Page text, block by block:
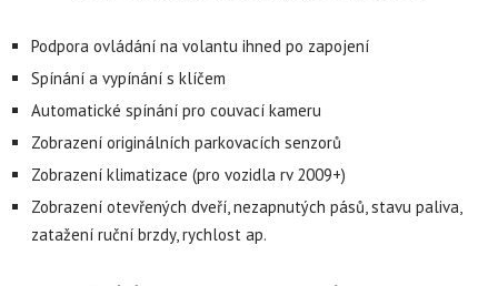
Podpora ovládání na volantu ihned po zapojení
Spínání a vypínání s klíčem
Automatické spínání pro couvací kameru
Zobrazení originálních parkovacích senzorů
Zobrazení klimatizace (pro vozidla rv 2009+)
Zobrazení otevřených dveří, nezapnutých pásů, stavu paliva,
zatažení ruční brzdy, rychlost ap.